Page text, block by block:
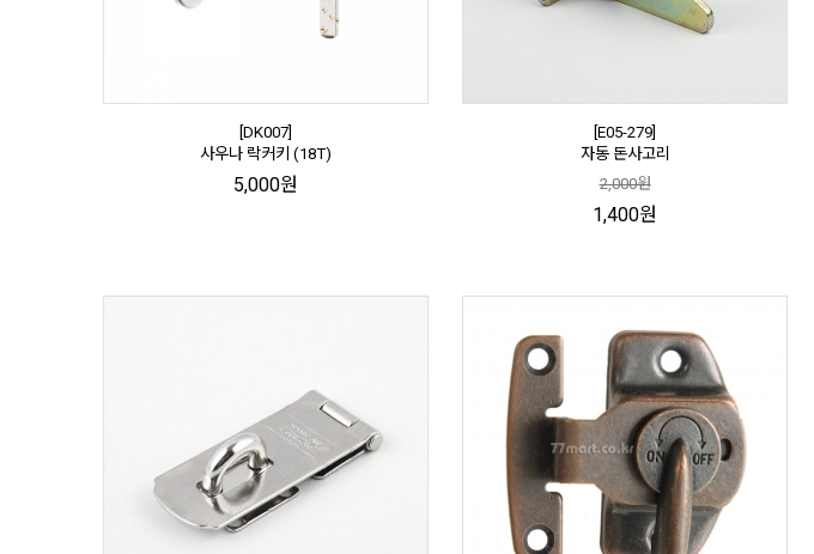
[DK007]
사우나 락커키 (18T)
5,000원
[E05-279]
자동 돈사고리
2,000원
1,400원